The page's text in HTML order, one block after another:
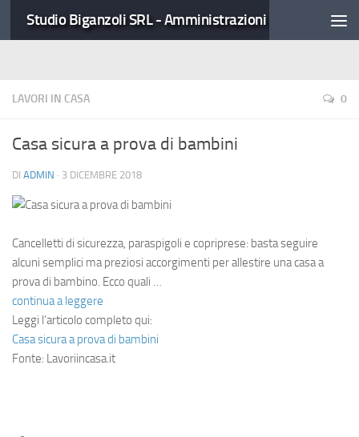
LAVORI IN CASA 0
Casa sicura a prova di bambini
DI ADMIN · 3 DICEMBRE 2018
Cancelletti di sicurezza, paraspigoli e copriprese: basta seguire
alcuni semplici ma preziosi accorgimenti per allestire una casa a
prova di bambino. Ecco quali …
continua a leggere
Leggi l’articolo completo qui:
Casa sicura a prova di bambini
Fonte: Lavoriincasa.it